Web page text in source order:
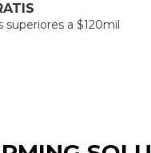
superiores a $120mil